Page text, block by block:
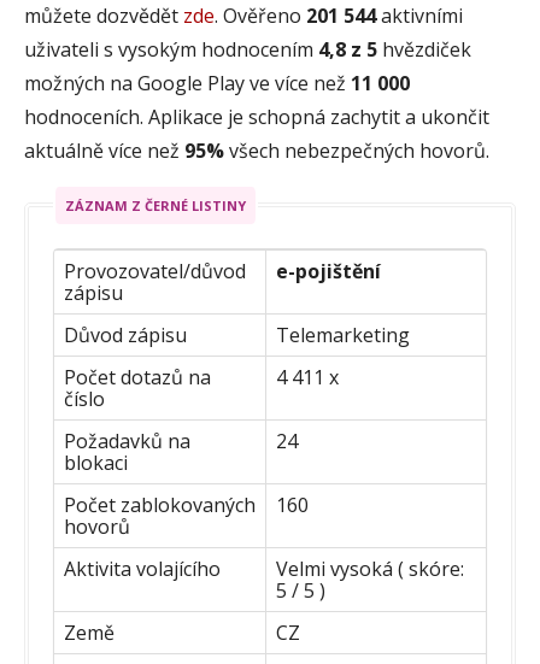
můžete dozvědět zde. Ověřeno 201 544aktivními
uživateli s vysokým hodnocením 4,8 z 5 hvězdiček
možných na Google Play ve více než 11 000
hodnoceních. Aplikace je schopná zachytit a ukončit
aktuálně více než 95%všech nebezpečných hovorů.
ZÁZNAM Z ČERNÉ LISTINY
Provozovatel/důvod
zápisu
e-pojištění
Důvod zápisu
Telemarketing
Počet dotazů na
číslo
4 411 x
Požadavků na
blokaci
24
Počet zablokovaných
hovorů
160
Aktivita volajícího
Velmi vysoká ( skóre:
5 / 5 )
Země
CZ